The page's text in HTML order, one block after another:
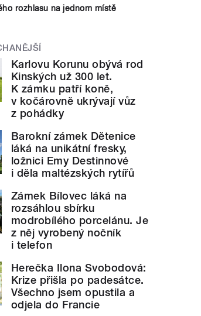
rozhlasu na jednom místě
Karlovu Korunu obývá rod
Kinských už 300 let.
K zámku patří koně,
v kočárovně ukrývají vůz
z pohádky
Barokní zámek Dětenice
láká na unikátní fresky,
ložnici Emy Destinnové
i děla maltézských rytířů
Zámek Bílovec láká na
rozsáhlou sbírku
modrobílého porcelánu. Je
z něj vyrobený nočník
i telefon
Herečka Ilona Svobodová:
Krize přišla po padesátce.
Všechno jsem opustila a
odjela do Francie